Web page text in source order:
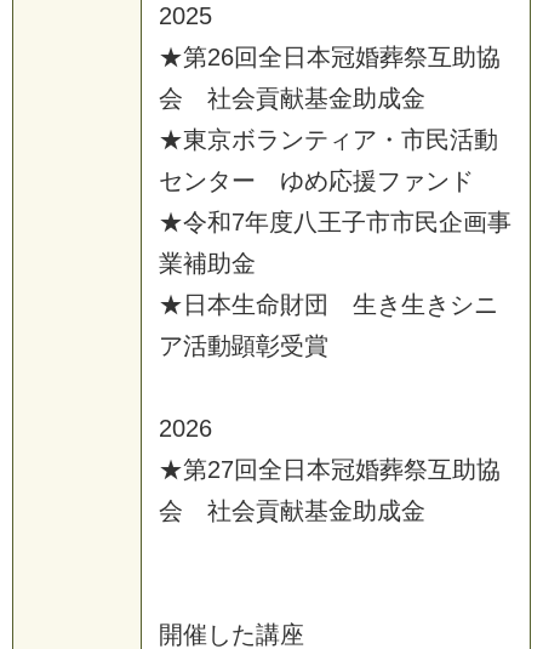
2025
★第26回全日本冠婚葬祭互助協
会 社会貢献基金助成金
★東京ボランティア・市民活動
センター ゆめ応援ファンド
★令和7年度八王子市市民企画事
業補助金
★日本生命財団 生き生きシニ
ア活動顕彰受賞
2026
★第27回全日本冠婚葬祭互助協
会 社会貢献基金助成金
開催した講座